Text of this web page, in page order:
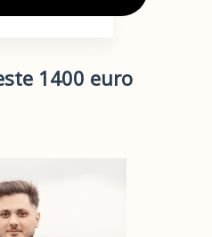
1400 euro